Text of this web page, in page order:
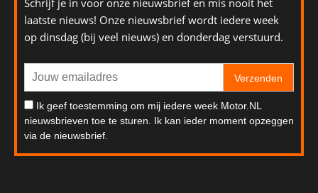
Schrijf je in voor onze nieuwsbrief en mis nooit het
laatste nieuws! Onze nieuwsbrief wordt iedere week
op dinsdag (bij veel nieuws) en donderdag verstuurd.
Verzenden
Ik geef toestemming om mij iedere week Motor.NL
nieuwsbrieven toe te sturen. Ik kan ieder moment opzeggen
via de nieuwsbrief.